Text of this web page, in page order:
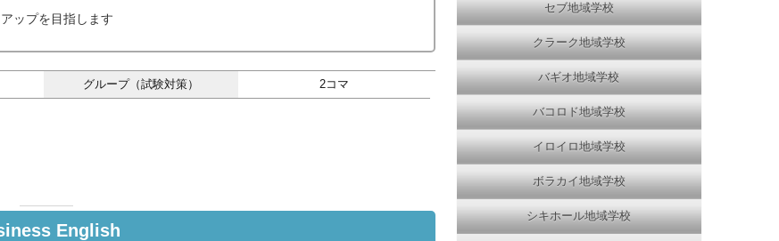
ップを目指します
グループ（試験対策） 2コマ
English
セブ地域学校
クラーク地域学校
バギオ地域学校
バコロド地域学校
イロイロ地域学校
ボラカイ地域学校
シキホール地域学校